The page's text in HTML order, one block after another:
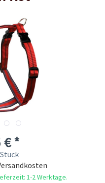
€ *
1-2 Werktage.